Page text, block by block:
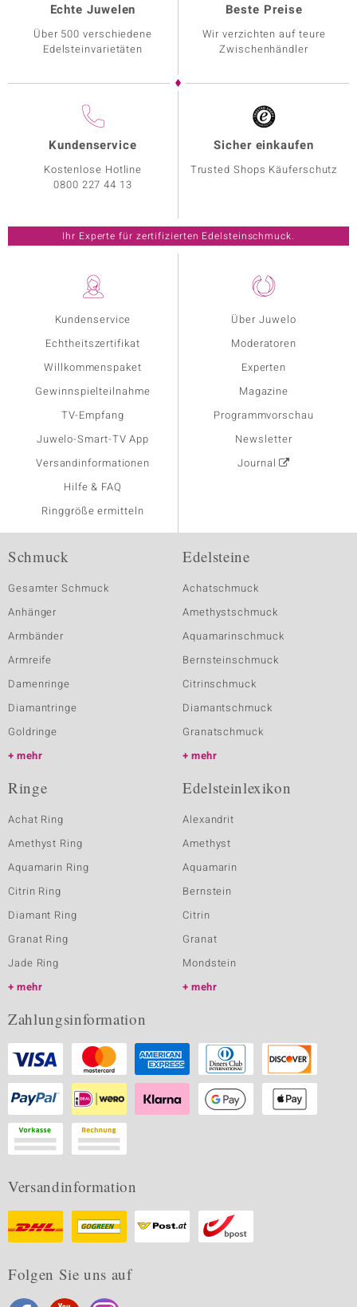
Kundenservice
Echtheitszertifikat
Willkommenspaket
Gewinnspielteilnahme
TV-Empfang
Juwelo-Smart-TV App
Versandinformationen
Hilfe & FAQ
Ringgröße ermitteln
Über Juwelo
Moderatoren
Experten
Magazine
Programmvorschau
Newsletter
Journal
Echte Juwelen
Über 500 verschiedene
Edelsteinvarietäten
Beste Preise
Wir verzichten auf teure
Zwischenhändler
Kundenservice
Kostenlose Hotline
0800 227 44 13
Sicher einkaufen
Trusted Shops Käuferschutz
Ihr Experte für zertifizierten Edelsteinschmuck.
Schmuck
Gesamter Schmuck
Anhänger
Armbänder
Armreife
Damenringe
Diamantringe
Goldringe
mehr
Edelsteine
Achatschmuck
Amethystschmuck
Aquamarinschmuck
Bernsteinschmuck
Citrinschmuck
Diamantschmuck
Granatschmuck
mehr
Ringe
Achat Ring
Amethyst Ring
Aquamarin Ring
Citrin Ring
Diamant Ring
Granat Ring
Jade Ring
mehr
Edelsteinlexikon
Alexandrit
Amethyst
Aquamarin
Bernstein
Citrin
Granat
Mondstein
mehr
Zahlungsinformation
Versandinformation
Folgen Sie uns auf